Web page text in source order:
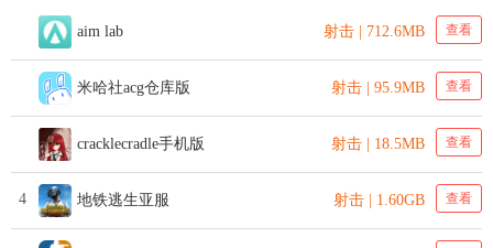
aim lab 射击 | 712.6MB 查看
米哈社acg仓库版 射击 | 95.9MB 查看
cracklecradle手机版 射击 | 18.5MB 查看
4 地铁逃生亚服 射击 | 1.60GB 查看